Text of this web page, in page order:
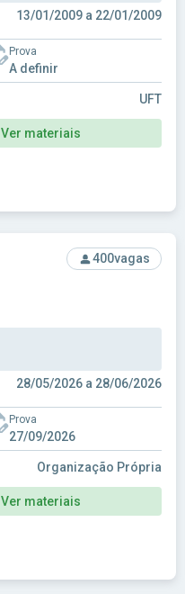
13/01/2009 a 22/01/2009
Prova
A definir
UFT
Ver materiais
400vagas
28/05/2026 a 28/06/2026
Prova
27/09/2026
Organização Própria
Ver materiais